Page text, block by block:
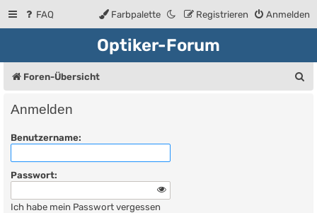
FAQ Anmelden
Registrieren
Farbpalette
Optiker-Forum
Foren-Übersicht
Anmelden
Benutzername:
Passwort:
Ich habe mein Passwort vergessen